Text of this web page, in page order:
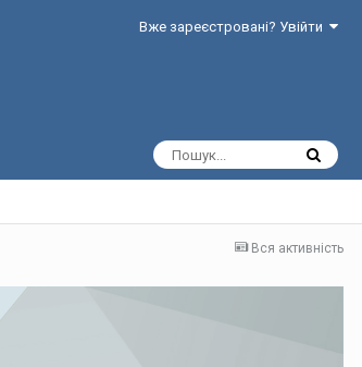
Вже зареєстровані? Увійти
Вся активність